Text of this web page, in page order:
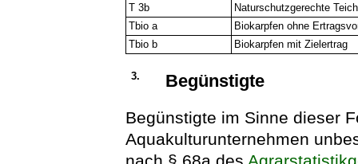
T 3b
Naturschutzgerechte
Tbio a
Biokarpfen ohne
Tbio b
Biokarpfen mit Zielertrag
3. Begünstigte
Begünstigte im Sinne dieser
Aquakulturunternehmen
nach § 68a des